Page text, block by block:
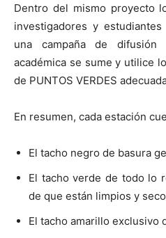
Dentro del mismo proyecto
investigadores y
una campaña de
académica se sume y utilice
de PUNTOS VERDES
En resumen, cada estación
El tacho negro de basura
El tacho verde de todo lo
de que están limpios y
El tacho amarillo exclusivo